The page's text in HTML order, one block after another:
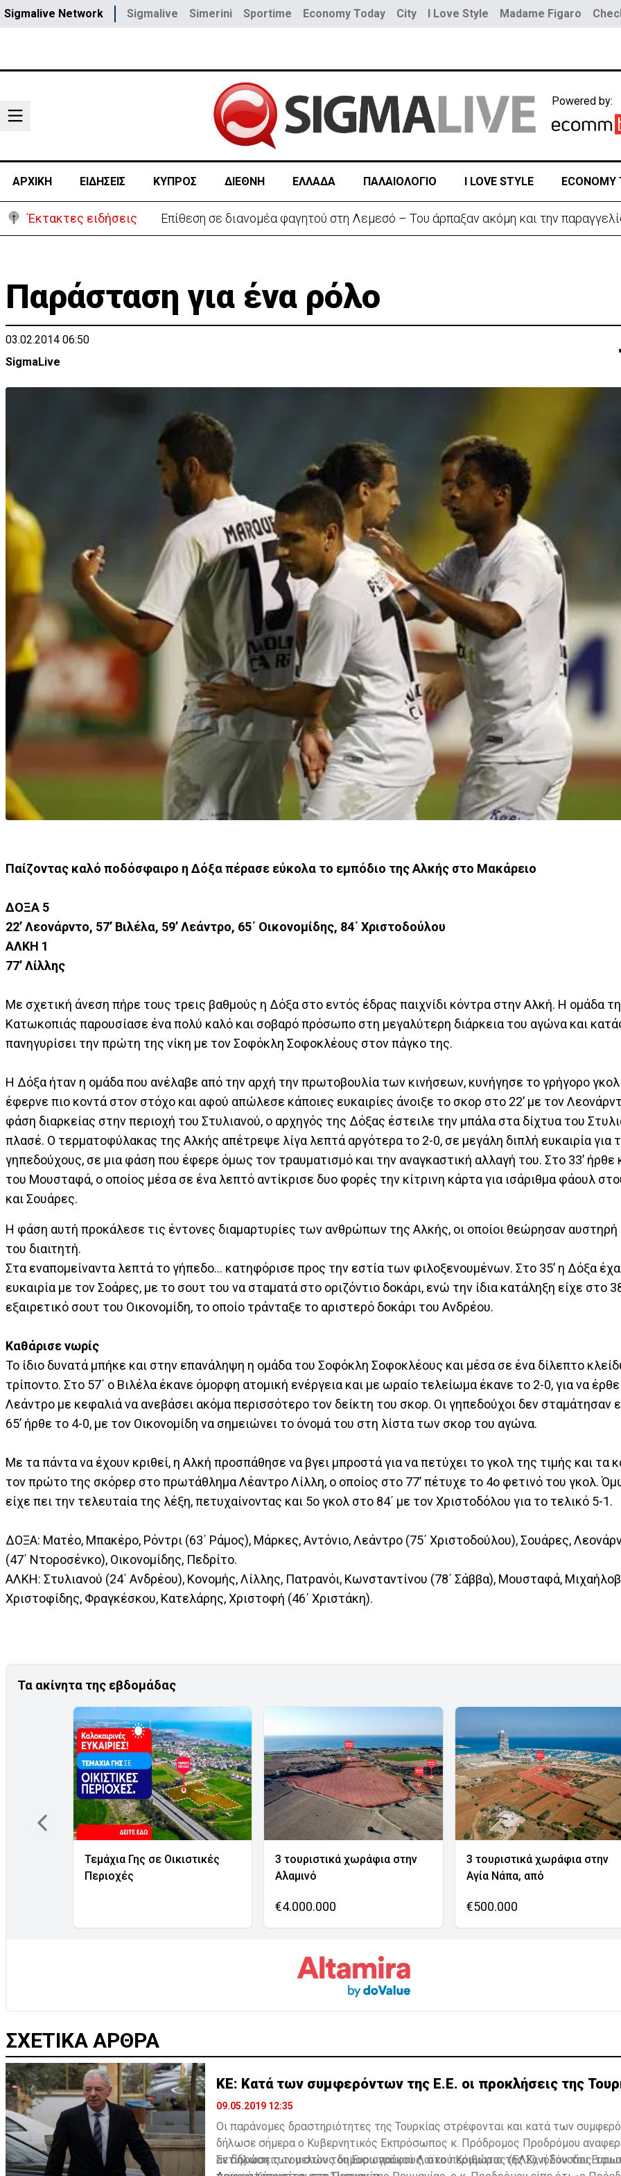
Sigmalive Network Sigmalive Simerini Sportime Economy Today City I Love Style Madame Figaro
Powered by:
ΑΡΧΙΚΗ ΕΙΔΗΣΕΙΣ ΚΥΠΡΟΣ ΔΙΕΘΝΗ ΕΛΛΑΔΑ ΠΑΛΑΙΟΛΟΓΙΟ I LOVE STYLE ECONOMY
Έκτακτες ειδήσεις Ο στρατηγός του Τραμπ «αναζητά διέξοδο» από τον πόλεμο με το Ιράν
Παράσταση για ένα ρόλο
03.02.2014 06:50
SigmaLive
Παίζοντας καλό ποδόσφαιρο η Δόξα πέρασε εύκολα το εμπόδιο της Αλκής στο Μακάρειο
ΔΟΞΑ 5
22’ Λεονάρντο, 57’ Βιλέλα, 59’ Λεάντρο, 65΄ Οικονομίδης, 84΄ Χριστοδούλου
ΑΛΚΗ 1
77’ Λίλλης
Με σχετική άνεση πήρε τους τρεις βαθμούς η Δόξα στο εντός έδρας παιχνίδι κόντρα στην Αλκή. Η ομάδα
Κατωκοπιάς παρουσίασε ένα πολύ καλό και σοβαρό πρόσωπο στη μεγαλύτερη διάρκεια του αγώνα και
πανηγυρίσει την πρώτη της νίκη με τον Σοφόκλη Σοφοκλέους στον πάγκο της.
Η Δόξα ήταν η ομάδα που ανέλαβε από την αρχή την πρωτοβουλία των κινήσεων, κυνήγησε το γρήγορο
έφερνε πιο κοντά στον στόχο και αφού απώλεσε κάποιες ευκαιρίες άνοιξε το σκορ στο 22’ με τον
φάση διαρκείας στην περιοχή του Στυλιανού, ο αρχηγός της Δόξας έστειλε την μπάλα στα δίχτυα του
πλασέ. Ο τερματοφύλακας της Αλκής απέτρεψε λίγα λεπτά αργότερα το 2-0, σε μεγάλη διπλή ευκαιρία για
γηπεδούχους, σε μια φάση που έφερε όμως τον τραυματισμό και την αναγκαστική αλλαγή του. Στο 33’ ήρθε
του Μουσταφά, ο οποίος μέσα σε ένα λεπτό αντίκρισε δυο φορές την κίτρινη κάρτα για ισάριθμα φάουλ
και Σουάρες.
Η φάση αυτή προκάλεσε τις έντονες διαμαρτυρίες των ανθρώπων της Αλκής, οι οποίοι θεώρησαν
του διαιτητή.
Στα εναπομείναντα λεπτά το γήπεδο… κατηφόρισε προς την εστία των φιλοξενουμένων. Στο 35’ η Δόξα
ευκαιρία με τον Σοάρες, με το σουτ του να σταματά στο οριζόντιο δοκάρι, ενώ την ίδια κατάληξη είχε στο
εξαιρετικό σουτ του Οικονομίδη, το οποίο τράνταξε το αριστερό δοκάρι του Ανδρέου.
Καθάρισε νωρίς
Το ίδιο δυνατά μπήκε και στην επανάληψη η ομάδα του Σοφόκλη Σοφοκλέους και μέσα σε ένα δίλεπτο
τρίποντο. Στο 57΄ ο Βιλέλα έκανε όμορφη ατομική ενέργεια και με ωραίο τελείωμα έκανε το 2-0, για να
Λεάντρο με κεφαλιά να ανεβάσει ακόμα περισσότερο τον δείκτη του σκορ. Οι γηπεδούχοι δεν σταμάτησαν
65’ ήρθε το 4-0, με τον Οικονομίδη να σημειώνει το όνομά του στη λίστα των σκορ του αγώνα.
Με τα πάντα να έχουν κριθεί, η Αλκή προσπάθησε να βγει μπροστά για να πετύχει το γκολ της τιμής και τα
τον πρώτο της σκόρερ στο πρωτάθλημα Λέαντρο Λίλλη, ο οποίος στο 77’ πέτυχε το 4ο φετινό του γκολ.
είχε πει την τελευταία της λέξη, πετυχαίνοντας και 5ο γκολ στο 84΄ με τον Χριστοδόλου για το τελικό 5-1.
ΔΟΞΑ: Ματέο, Μπακέρο, Ρόντρι (63΄ Ράμος), Μάρκες, Αντόνιο, Λεάντρο (75΄ Χριστοδούλου), Σουάρες,
(47΄ Ντοροσένκο), Οικονομίδης, Πεδρίτο.
ΑΛΚΗ: Στυλιανού (24΄ Ανδρέου), Κονομής, Λίλλης, Πατρανόι, Κωνσταντίνου (78΄ Σάββα), Μουσταφά,
Χριστοφίδης, Φραγκέσκου, Κατελάρης, Χριστοφή (46΄ Χριστάκη).
Τα ακίνητα της εβδομάδας
Τεμάχια Γης σε Οικιστικές
Περιοχές
3 τουριστικά χωράφια στην
Αλαμινό
€4.000.000
3 τουριστικά χωράφια στην
Αγία Νάπα, από
€500.000
ΣΧΕΤΙΚΑ ΑΡΘΡΑ
ΚΕ: Κατά των συμφερόντων της Ε.Ε. οι προκλήσεις της
09.05.2019 12:35
Οι παράνομες δραστηριότητες της Τουρκίας στρέφονται και κατά των
δήλωσε σήμερα ο Κυβερνητικός Εκπρόσωπος κ. Πρόδρομος Προδρόμου
αντίδραση των μελών του Ευρωπαϊκού Λαϊκού Κόμματος (ΕΛΚ), η Σύνοδος του
Σε δηλώσεις του στους δημοσιογράφους, στο περιθώριο της Συνόδου του